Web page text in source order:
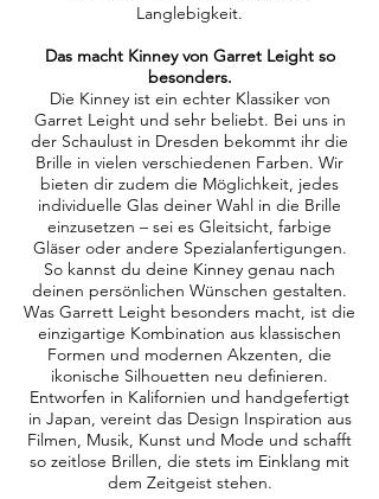
Langlebigkeit.
Das macht Kinney von Garret Leight so
besonders.
Die Kinney ist ein echter Klassiker von
Garret Leight und sehr beliebt. Bei uns in
der Schaulust in Dresden bekommt ihr die
Brille in vielen verschiedenen Farben. Wir
bieten dir zudem die Möglichkeit, jedes
individuelle Glas deiner Wahl in die Brille
einzusetzen – sei es Gleitsicht, farbige
Gläser oder andere Spezialanfertigungen.
So kannst du deine Kinney genau nach
deinen persönlichen Wünschen gestalten.
Was Garrett Leight besonders macht, ist die
einzigartige Kombination aus klassischen
Formen und modernen Akzenten, die
ikonische Silhouetten neu definieren.
Entworfen in Kalifornien und handgefertigt
in Japan, vereint das Design Inspiration aus
Filmen, Musik, Kunst und Mode und schafft
so zeitlose Brillen, die stets im Einklang mit
dem Zeitgeist stehen.